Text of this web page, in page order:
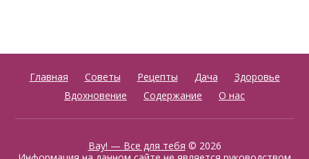
Главная Советы Рецепты Дача
Здоровье
Вдохновение
Содержание О нас
Вау! — Все для тебя © 2026